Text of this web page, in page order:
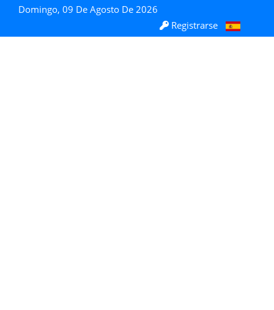
Domingo, 09 De Agosto De 2026
Registrarse